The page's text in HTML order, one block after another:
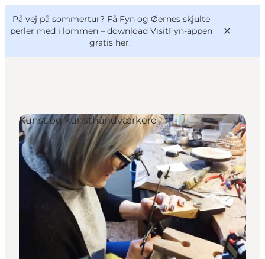
På vej på sommertur? Få Fyn og Øernes skjulte
perler med i lommen – download VisitFyn-appen
gratis her.
Oplevelser
Outdoor
Mad og drikke
Overnatning
Book lokale oplevelser
VisitFyn
Deutsch
Kunst og kunsthåndværkere